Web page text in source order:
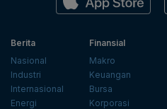
Berita
Nasional
Industri
Internasional
Energi
Finansial
Makro
Keuangan
Bursa
Korporasi